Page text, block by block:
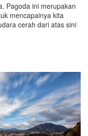
Pagoda ini merupakan
mencapainya kita
cerah dari atas sini